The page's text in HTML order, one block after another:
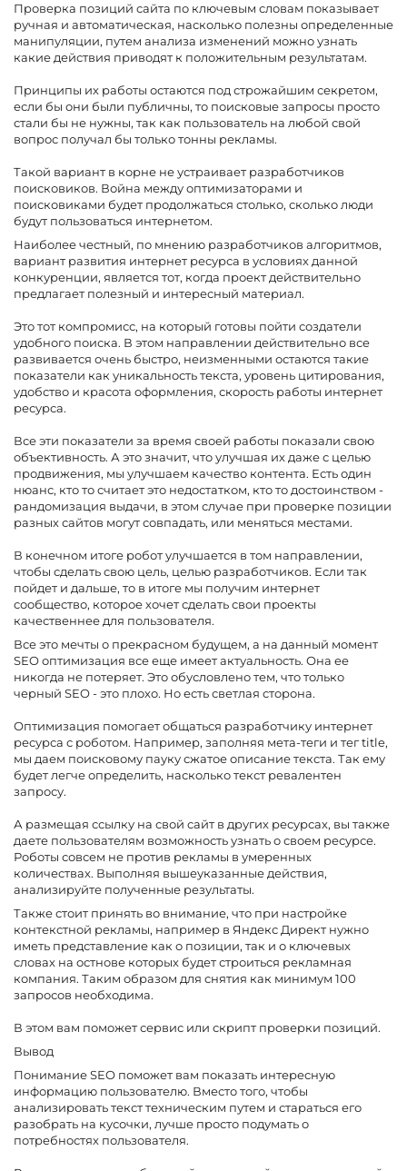
Проверка позиций сайта по ключевым словам показывает
ручная и автоматическая, насколько полезны определенные
манипуляции, путем анализа изменений можно узнать
какие действия приводят к положительным результатам.
Принципы их работы остаются под строжайшим секретом,
если бы они были публичны, то поисковые запросы просто
стали бы не нужны, так как пользователь на любой свой
вопрос получал бы только тонны рекламы.
Такой вариант в корне не устраивает разработчиков
поисковиков. Война между оптимизаторами и
поисковиками будет продолжаться столько, сколько люди
будут пользоваться интернетом.
Наиболее честный, по мнению разработчиков алгоритмов,
вариант развития интернет ресурса в условиях данной
конкуренции, является тот, когда проект действительно
предлагает полезный и интересный материал.
Это тот компромисс, на который готовы пойти создатели
удобного поиска. В этом направлении действительно все
развивается очень быстро, неизменными остаются такие
показатели как уникальность текста, уровень цитирования,
удобство и красота оформления, скорость работы интернет
ресурса.
Все эти показатели за время своей работы показали свою
объективность. А это значит, что улучшая их даже с целью
продвижения, мы улучшаем качество контента. Есть один
нюанс, кто то считает это недостатком, кто то достоинством -
рандомизация выдачи, в этом случае при проверке позиции
разных сайтов могут совпадать, или меняться местами.
В конечном итоге робот улучшается в том направлении,
чтобы сделать свою цель, целью разработчиков. Если так
пойдет и дальше, то в итоге мы получим интернет
сообщество, которое хочет сделать свои проекты
качественнее для пользователя.
Все это мечты о прекрасном будущем, а на данный момент
SEO оптимизация все еще имеет актуальность. Она ее
никогда не потеряет. Это обусловлено тем, что только
черный SEO - это плохо. Но есть светлая сторона.
Оптимизация помогает общаться разработчику интернет
ресурса с роботом. Например, заполняя мета-теги и тег title,
мы даем поисковому пауку сжатое описание текста. Так ему
будет легче определить, насколько текст ревалентен
запросу.
А размещая ссылку на свой сайт в других ресурсах, вы также
даете пользователям возможность узнать о своем ресурсе.
Роботы совсем не против рекламы в умеренных
количествах. Выполняя вышеуказанные действия,
анализируйте полученные результаты.
Также стоит принять во внимание, что при настройке
контекстной рекламы, например в Яндекс Директ нужно
иметь представление как о позиции, так и о ключевых
словах на остнове которых будет строиться рекламная
компания. Таким образом для снятия как минимум 100
запросов необходима.
В этом вам поможет сервис или скрипт проверки позиций.
Вывод
Понимание SEO поможет вам показать интересную
информацию пользователю. Вместо того, чтобы
анализировать текст техническим путем и стараться его
разобрать на кусочки, лучше просто подумать о
потребностях пользователя.